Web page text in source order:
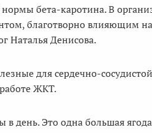
бета-каротина. В
благотворно влияющим
Наталья Денисова.
для сердечно-
ЖКТ.
в день. Это одна большая